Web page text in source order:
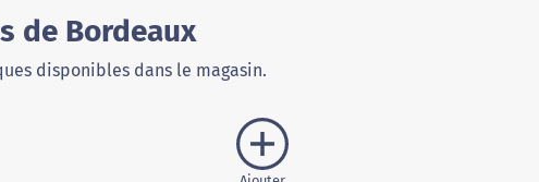
de Bordeaux
disponibles dans le magasin.